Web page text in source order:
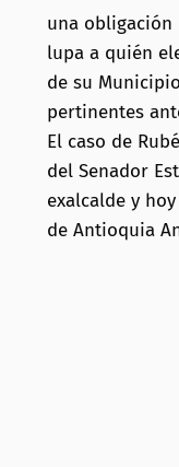
una obligación
lupa a quién
de su
pertinentes
El caso de
del Senador
exalcalde y
de Antioquia